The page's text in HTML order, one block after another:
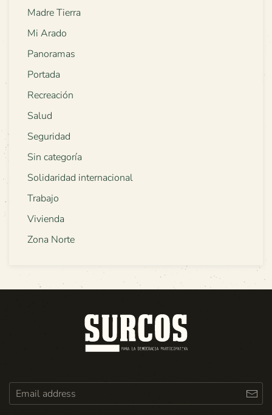
Madre Tierra
Mi Arado
Panoramas
Portada
Recreación
Salud
Seguridad
Sin categoría
Solidaridad internacional
Trabajo
Vivienda
Zona Norte